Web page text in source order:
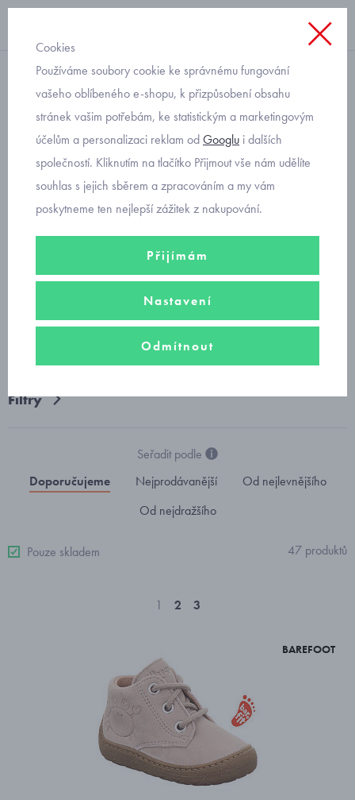
Celoroční obuv
kotníkové boty šněrovací
Kvalitní dětská kotníková obuvpro batolata, předškoláky i školáky
zajistí pohodlnou chůzi a zafixuje nohu ve správné poloze.
dívčí kotníkové boty šněrovací
chlapecké kotníkové boty šněrovací
Filtry
Seřadit podle
Doporučujeme
Nejprodávanější
Od nejlevnějšího
Od nejdražšího
Pouze skladem 47 produktů
1 2 3
BAREFOOT
Cookies
Používáme soubory cookie ke správnému fungování
vašeho oblíbeného e-shopu, k přizpůsobení obsahu
stránek vašim potřebám, ke statistickým a marketingovým
účelům a personalizaci reklam odGooglu i dalších
společností. Kliknutím na tlačítko Přijmout vše nám udělíte
souhlas s jejich sběrem a zpracováním a my vám
poskytneme ten nejlepší zážitek z nakupování.
Přijímám
Nastavení
Odmítnout